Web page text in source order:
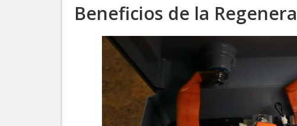
Beneficios de la